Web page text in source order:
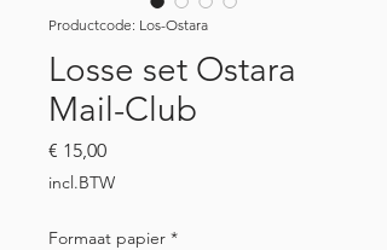
Productcode: Los-Ostara
Losse set Ostara
Mail-Club
€ 15,00Prijs
incl.BTW
Formaat papier *